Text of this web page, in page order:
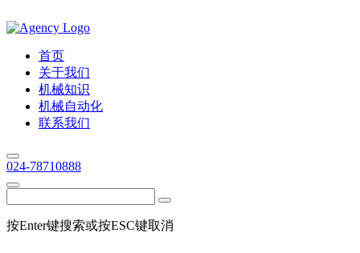
首页
关于我们
机械知识
机械自动化
联系我们
024-78710888
按Enter键搜索或按ESC键取消